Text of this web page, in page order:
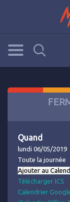
Quand
lundi 06/05/2019
Toute la journée
Ajouter au
Télécharger ICS
Calendrier